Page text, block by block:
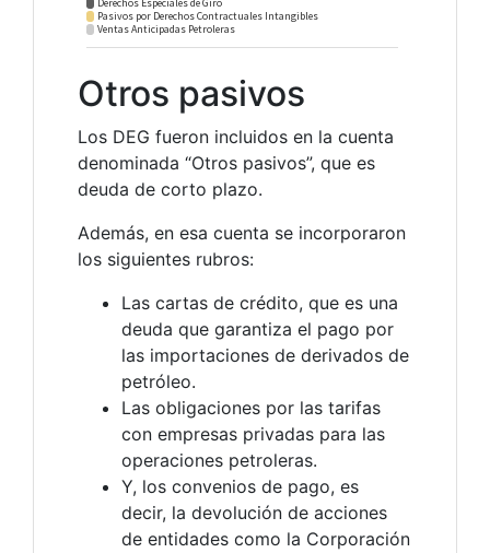
Otros pasivos
Los DEG fueron incluidos en la cuenta
denominada “Otros pasivos”, que es
deuda de corto plazo.
Además, en esa cuenta se incorporaron
los siguientes rubros:
Las cartas de crédito, que es una
deuda que garantiza el pago por
las importaciones de derivados de
petróleo.
Las obligaciones por las tarifas
con empresas privadas para las
operaciones petroleras.
Y, los convenios de pago, es
decir, la devolución de acciones
de entidades como la Corporación